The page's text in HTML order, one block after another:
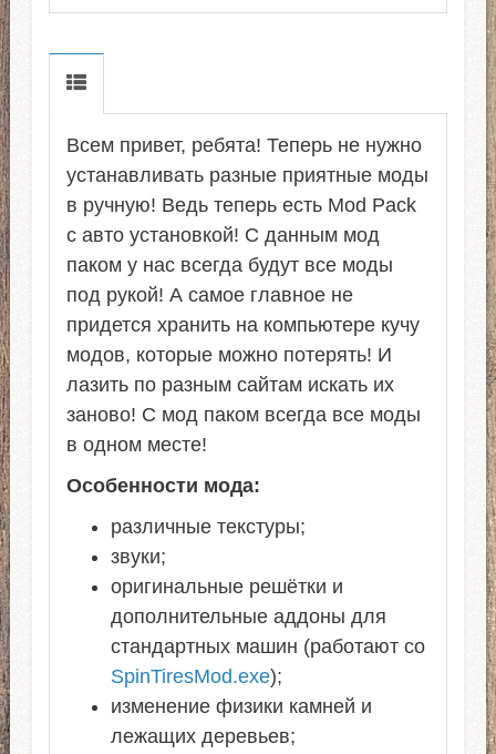
Всем привет, ребята! Теперь не нужно
устанавливать разные приятные моды
в ручную! Ведь теперь есть Mod Pack
с авто установкой! С данным мод
паком у нас всегда будут все моды
под рукой! А самое главное не
придется хранить на компьютере кучу
модов, которые можно потерять! И
лазить по разным сайтам искать их
заново! С мод паком всегда все моды
в одном месте!
Особенности мода:
различные текстуры;
звуки;
оригинальные решётки и
дополнительные аддоны для
стандартных машин (работают со
SpinTiresMod.exe);
изменение физики камней и
лежащих деревьев;